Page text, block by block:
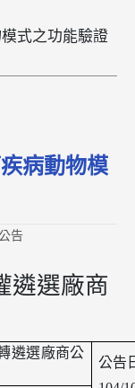
式之功能驗證
病動物模
告
遴選廠商
遴選廠商公
公告